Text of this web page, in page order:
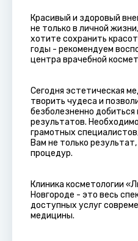
Красивый и здоровый
не только в личной
хотите сохранить
годы - рекомендуем
центра врачебной
Сегодня эстетическая
творить чудеса и
безболезненно
результатов.
грамотных
Вам не только
процедур.
Клиника косметологии
Новгороде - это весь
доступных услуг
медицины.